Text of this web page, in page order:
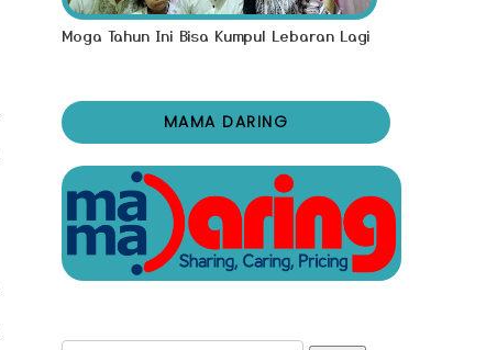
Moga Tahun Ini Bisa Kumpul Lebaran Lagi
MAMA DARING